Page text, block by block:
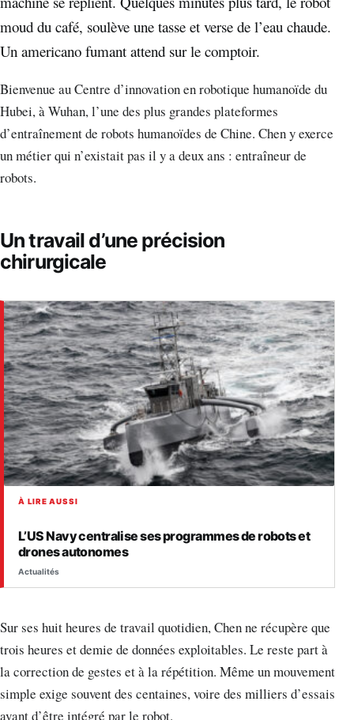
moud du café, soulève une tasse et verse de l’eau chaude.
Un americano fumant attend sur le comptoir.
Bienvenue au Centre d’innovation en robotique humanoïde du
Hubei, à Wuhan, l’une des plus grandes plateformes
d’entraînement de robots humanoïdes de Chine. Chen y exerce
un métier qui n’existait pas il y a deux ans : entraîneur de
robots.
Un travail d’une précision
chirurgicale
À LIRE AUSSI
L’US Navy centralise ses programmes de robots et
drones autonomes
Actualités
Sur ses huit heures de travail quotidien, Chen ne récupère que
trois heures et demie de données exploitables. Le reste part à
la correction de gestes et à la répétition. Même un mouvement
simple exige souvent des centaines, voire des milliers d’essais
avant d’être intégré par le robot.